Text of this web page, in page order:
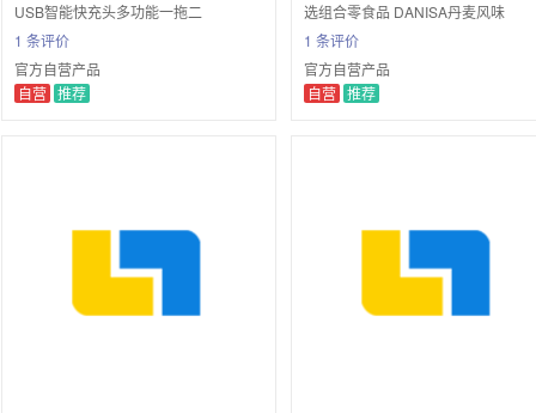
USB智能快充头多功能一拖二
1 条评价
官方自营产品
自营 推荐
选组合零食品 DANISA丹麦风味
1 条评价
官方自营产品
自营 推荐